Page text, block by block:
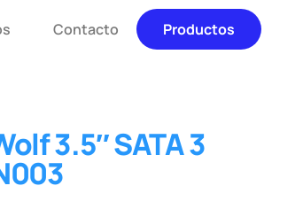
Contacto Productos
3.5″ SATA 3